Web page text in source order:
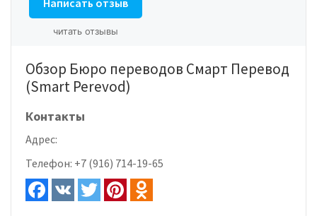
читать отзывы
Обзор Бюро переводов Смарт Перевод
(Smart Perevod)
Контакты
Адрес:
Телефон: +7 (916) 714-19-65